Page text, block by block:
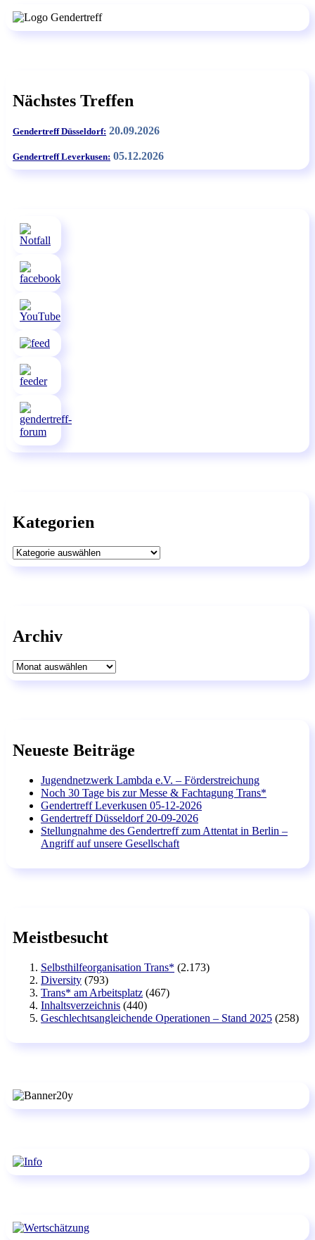
Nächstes Treffen
Gendertreff Düsseldorf: 20.09.2026
Gendertreff Leverkusen: 05.12.2026
Kategorien
Kategorien
Archiv
Archiv
Neueste Beiträge
Jugendnetzwerk Lambda e.V. – Förderstreichung
Noch 30 Tage bis zur Messe & Fachtagung Trans*
Gendertreff Leverkusen 05-12-2026
Gendertreff Düsseldorf 20-09-2026
Stellungnahme des Gendertreff zum Attentat in Berlin –
Angriff auf unsere Gesellschaft
Meistbesucht
Selbsthilfeorganisation Trans* (2.173)
Diversity (793)
Trans* am Arbeitsplatz (467)
Inhaltsverzeichnis (440)
Geschlechtsangleichende Operationen – Stand 2025 (258)